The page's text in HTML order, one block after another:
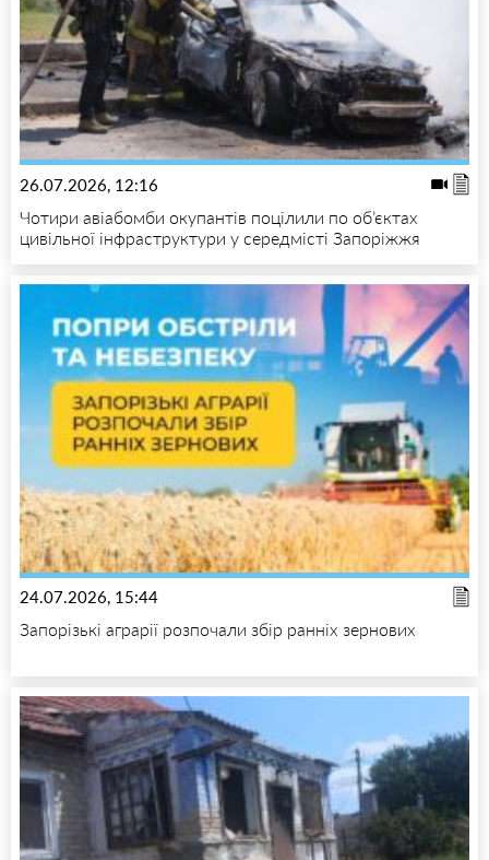
26.07.2026, 12:16
Чотири авіабомби окупантів поцілили по об’єктах
цивільної інфраструктури у середмісті Запоріжжя
24.07.2026, 15:44
Запорізькі аграрії розпочали збір ранніх зернових